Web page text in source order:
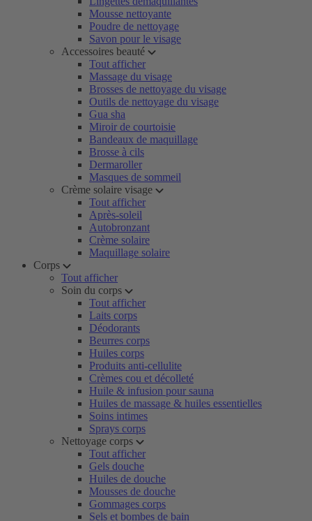
Mousse nettoyante
Poudre de nettoyage
Savon pour le visage
Accessoires beauté
Tout afficher
Massage du visage
Brosses de nettoyage du visage
Outils de nettoyage du visage
Gua sha
Miroir de courtoisie
Bandeaux de maquillage
Brosse à cils
Dermaroller
Masques de sommeil
Crème solaire visage
Tout afficher
Après-soleil
Autobronzant
Crème solaire
Maquillage solaire
Corps
Tout afficher
Soin du corps
Tout afficher
Laits corps
Déodorants
Beurres corps
Huiles corps
Produits anti-cellulite
Crèmes cou et décolleté
Huile & infusion pour sauna
Huiles de massage & huiles essentielles
Soins intimes
Sprays corps
Nettoyage corps
Tout afficher
Gels douche
Huiles de douche
Mousses de douche
Gommages corps
Sels et bombes de bain